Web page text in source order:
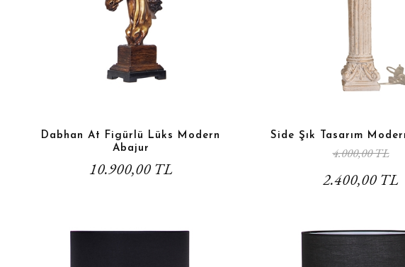
Dabhan At Figürlü Lüks Modern
Abajur
10.900,00 TL
Side Şık Tasarım
4.000,00 TL
2.400,00 TL